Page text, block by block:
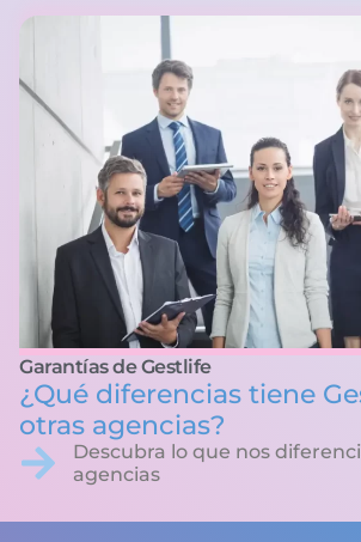
Garantías de Gestlife
¿Qué diferencias tiene
otras agencias?
Descubra lo que nos
agencias